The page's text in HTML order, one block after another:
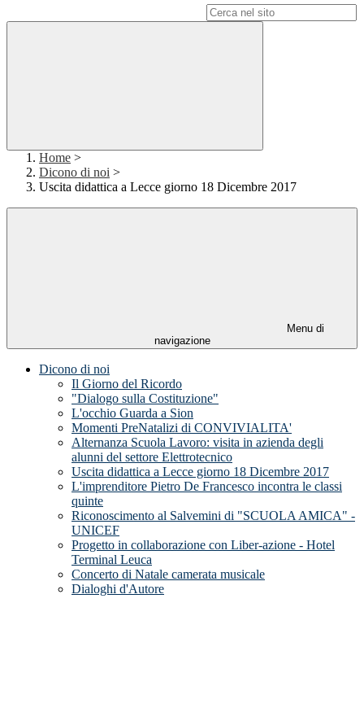
Home >
Dicono di noi >
Uscita didattica a Lecce giorno 18 Dicembre 2017
Menu di
navigazione
Dicono di noi
Il Giorno del Ricordo
"Dialogo sulla Costituzione"
L'occhio Guarda a Sion
Momenti PreNatalizi di CONVIVIALITA'
Alternanza Scuola Lavoro: visita in azienda degli
alunni del settore Elettrotecnico
Uscita didattica a Lecce giorno 18 Dicembre 2017
L'imprenditore Pietro De Francesco incontra le classi
quinte
Riconoscimento al Salvemini di "SCUOLA AMICA" -
UNICEF
Progetto in collaborazione con Liber-azione - Hotel
Terminal Leuca
Concerto di Natale camerata musicale
Dialoghi d'Autore